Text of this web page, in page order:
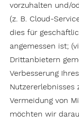
vorzuhalten und/
(z. B. Cloud-
dies für
angemessen ist;
Drittanbietern
Verbesserung Ihres
Nutzererlebnisses
Vermeidung von
möchten wir